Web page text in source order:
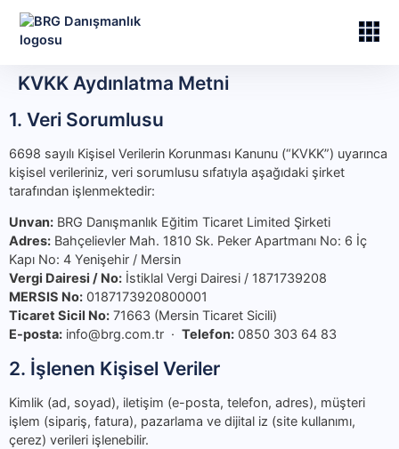
KVKK Aydınlatma Metni
1. Veri Sorumlusu
6698 sayılı Kişisel Verilerin Korunması Kanunu (“KVKK”) uyarınca
kişisel verileriniz, veri sorumlusu sıfatıyla aşağıdaki şirket
tarafından işlenmektedir:
Unvan: BRG Danışmanlık Eğitim Ticaret Limited Şirketi
Adres: Bahçelievler Mah. 1810 Sk. Peker Apartmanı No: 6 İç
Kapı No: 4 Yenişehir / Mersin
Vergi Dairesi / No: İstiklal Vergi Dairesi / 1871739208
MERSIS No: 0187173920800001
Ticaret Sicil No: 71663 (Mersin Ticaret Sicili)
E-posta: info@brg.com.tr · Telefon: 0850 303 64 83
2. İşlenen Kişisel Veriler
Kimlik (ad, soyad), iletişim (e-posta, telefon, adres), müşteri
işlem (sipariş, fatura), pazarlama ve dijital iz (site kullanımı,
çerez) verileri işlenebilir.